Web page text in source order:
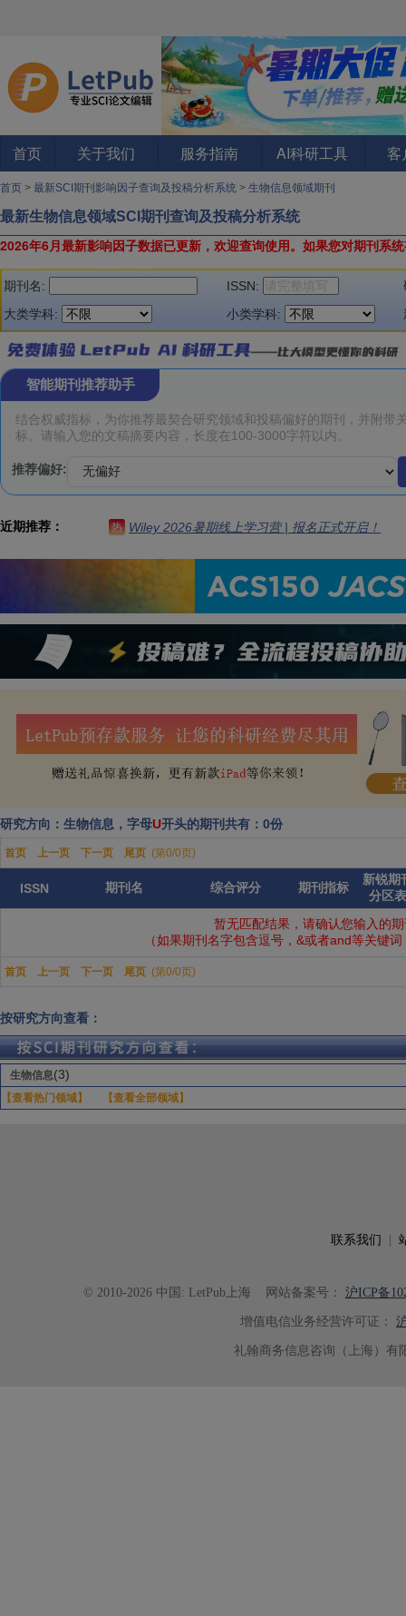
首页 关于我们 服务指南 AI科研工具 客
首页 > 最新SCI期刊影响因子查询及投稿分析系统 > 生物信息领域期刊
最新生物信息领域SCI期刊查询及投稿分析系统
2026年6月最新影响因子数据已更新，欢迎查询使用。 如果您对期刊系
期刊名: ISSN:
大类学科:
小类学科:
智能期刊推荐助手
推荐偏好:
近期推荐： 热 Wiley 2026暑期线上学习营 | 报名正式开启！
研究方向：生物信息，字母U开头的期刊共有：0份
首页 上一页 下一页 尾页 (第0/0页)
ISSN 期刊名 综合评分 期刊指标
新锐期
分区
暂无匹配结果，请确认您输入的
（如果期刊名字包含逗号，&或者and等关键
首页 上一页 下一页 尾页 (第0/0页)
按研究方向查看：
生物信息(3)
【查看热门领域】 【查看全部领域】
联系我们
© 2010-2026 中国: LetPub上海 网站备案号： 沪ICP备
增值电信业务经营许可证：
礼翰商务信息咨询（上海）